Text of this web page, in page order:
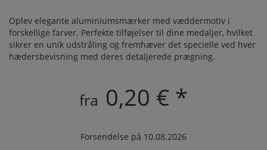
Oplev elegante aluminiumsmærker med væddermotiv i
forskellige farver. Perfekte tilføjelser til dine medaljer, hvilket
sikrer en unik udstråling og fremhæver det specielle ved hver
hædersbevisning med deres detaljerede prægning.
fra 0,20 € *
Forsendelse på 10.08.2026